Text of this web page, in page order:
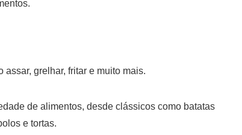
grelhar, fritar e muito mais.
de alimentos, desde clássicos como batatas
e tortas.